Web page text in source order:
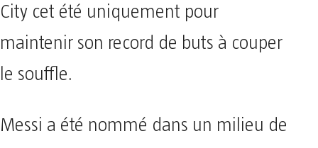
City cet été uniquement pour
maintenir son record de buts à couper
le souffle.
Messi a été nommé dans un milieu de